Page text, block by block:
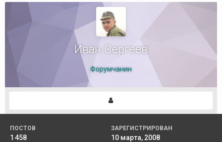
Иван Сергеев
Форумчанин
ПОСТОВ
1 458
ЗАРЕГИСТРИРОВАН
10 марта, 2008